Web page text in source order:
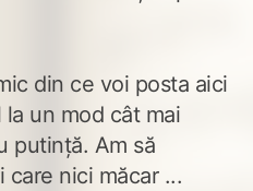
din ce voi posta aici
un mod cât mai
putință. Am să
nici măcar ...